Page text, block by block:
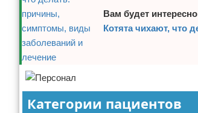
Вам будет
Котята чихают, что
Категории пациентов